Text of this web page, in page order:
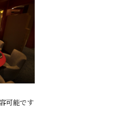
可能です